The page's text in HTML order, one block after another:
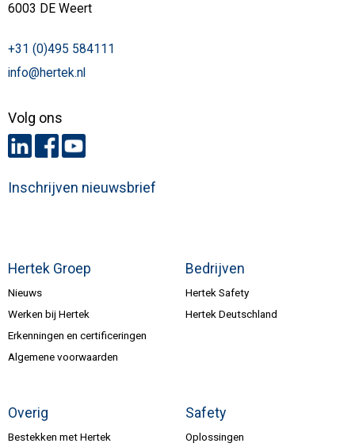
Hertek Groep
Nieuws
Werken bij Hertek
Erkenningen en certificeringen
Algemene voorwaarden
Bedrijven
Hertek Safety
Hertek Deutschland
Overig
Bestekken met Hertek
Safety
Oplossingen
6003 DE Weert
+31 (0)495 584111
info@hertek.nl
Volg ons
Inschrijven nieuwsbrief